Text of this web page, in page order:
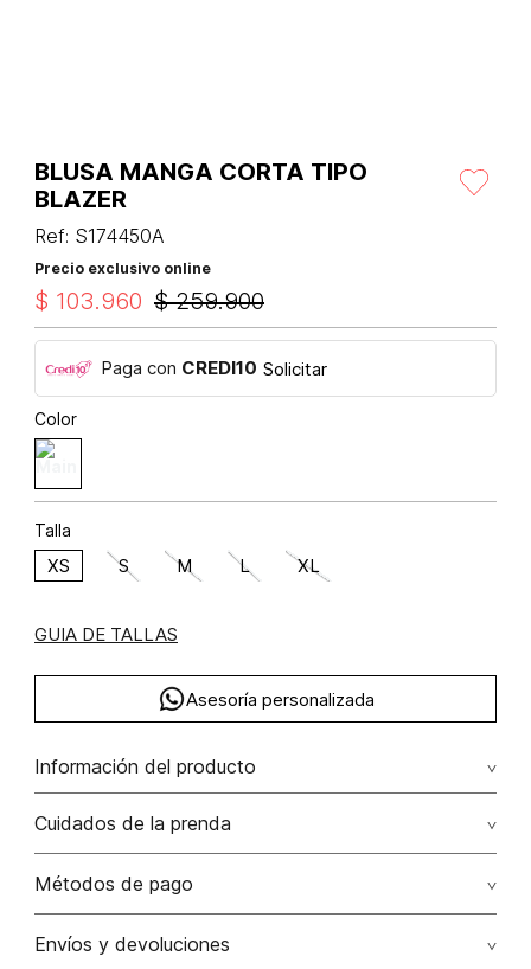
BLUSA MANGA CORTA TIPO
BLAZER
Ref: S174450A
Precio exclusivo online
$ 259.900
$ 103.960
Paga con CREDI10 Solicitar
Color
Talla
XS S M L XL
GUIA DE TALLAS
Asesoría personalizada
Información del producto
F26-familia cuadros aragon (np) poliéster 100% 100.00%
poliéster/polyester
Cuidados de la prenda
Lavado profesional en seco los tonos oscuros sueltan
No lavar
Métodos de pago
Tarjetas de crédito: Visa, Dinners, Master Card y American
Envíos y devoluciones